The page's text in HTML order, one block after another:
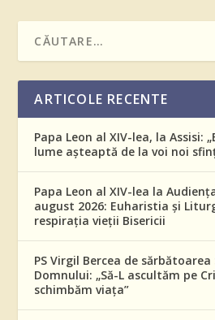
ARTICOLE RECENTE
Papa Leon al XIV-lea, la Assisi:
lume așteaptă de la voi noi
Papa Leon al XIV-lea la
august 2026: Euharistia și
respirația vieții Bisericii
PS Virgil Bercea de
Domnului: „Să-L ascultăm pe
schimbăm viața”